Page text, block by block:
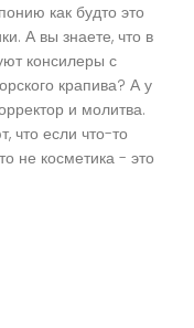
как будто это
А вы знаете, что в
консилеры с
крапива? А у
и молитва.
что если что-то
не косметика - это